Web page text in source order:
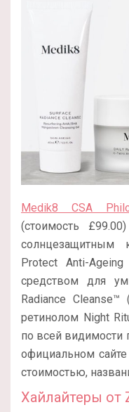
Medik8 CSA
(стоимость
солнцезащитным
Protect Anti-
средством для
Radiance
ретинолом Night
по всей видимости
официальном
стоимостью,
Хайлайтеры от